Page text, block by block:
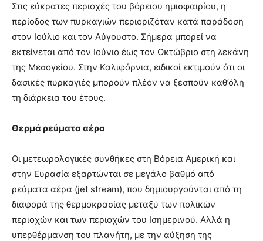
Στις εύκρατες περιοχές του βόρειου ημισφαιρίου, η
περίοδος των πυρκαγιών περιοριζόταν κατά παράδοση
στον Ιούλιο και τον Αύγουστο. Σήμερα μπορεί να
εκτείνεται από τον Ιούνιο έως τον Οκτώβριο στη λεκάνη
της Μεσογείου. Στην Καλιφόρνια, ειδικοί εκτιμούν ότι οι
δασικές πυρκαγιές μπορούν πλέον να ξεσπούν καθ’όλη
τη διάρκεια του έτους.
Θερμά ρεύματα αέρα
Οι μετεωρολογικές συνθήκες στη Βόρεια Αμερική και
στην Ευρασία εξαρτώνται σε μεγάλο βαθμό από
ρεύματα αέρα (jet stream), που δημιουργούνται από τη
διαφορά της θερμοκρασίας μεταξύ των πολικών
περιοχών και των περιοχών του Ισημερινού. Αλλά η
υπερθέρμανση του πλανήτη, με την αύξηση της